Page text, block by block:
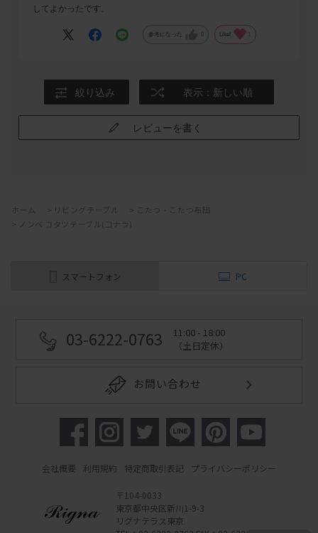
してよかったです。
参考になった Like!
絞り込み 表示：新しい順
レビューを書く
ホーム リビングテーブル
こたつ・こたつ布団
ノンベ コタツテーブル(コナラ)
スマートフォン PC
03-6222-0763
11:00 - 18:00
（土日定休）
お問い合わせ
会社概要 利用規約 特定商取引表記 プライバシーポリシー
〒104-0033
東京都中央区新川1-9-3
リグナテラス東京